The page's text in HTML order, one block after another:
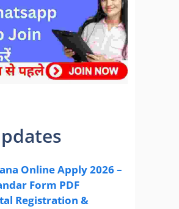
Online Apply 2026 –
Form PDF
Registration &